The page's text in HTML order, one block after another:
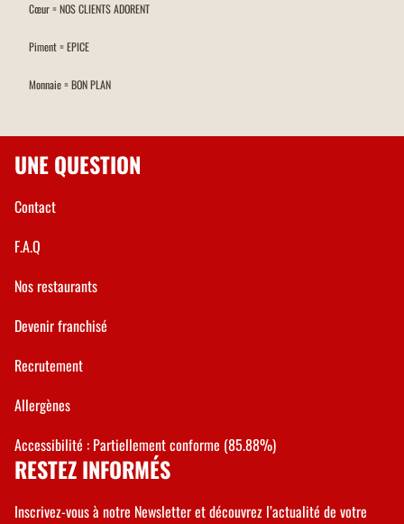
Cœur = NOS CLIENTS ADORENT
Piment = EPICE
Monnaie = BON PLAN
UNE QUESTION
Contact
F.A.Q
Nos restaurants
Devenir franchisé
Recrutement
Allergènes
Accessibilité : Partiellement conforme (85.88%)
RESTEZ INFORMÉS
Inscrivez-vous à notre Newsletter et découvrez l’actualité de votre